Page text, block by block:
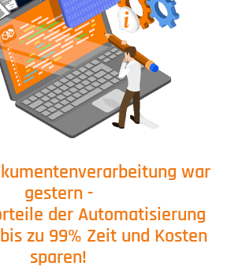
war
gestern -
der Automatisierung
zu 99% Zeit und Kosten
sparen!